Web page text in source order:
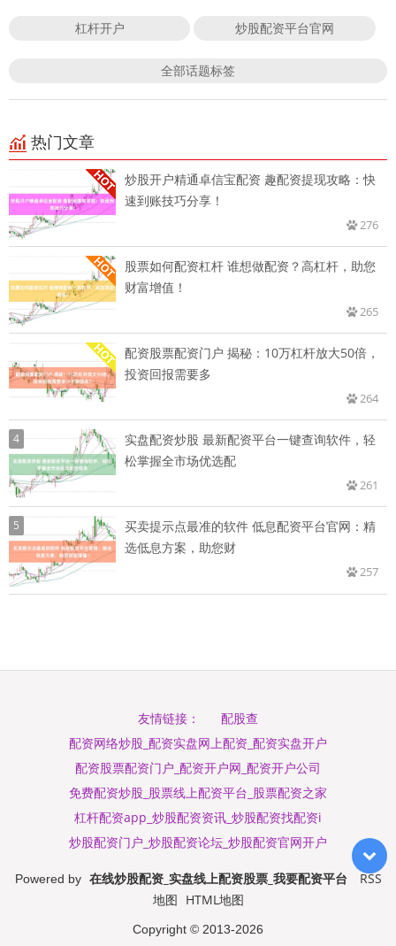
杠杆开户 炒股配资平台官网
全部话题标签
热门文章
炒股开户精通卓信宝配资 趣配资提现攻略：快
速到账技巧分享！
276
股票如何配资杠杆 谁想做配资？高杠杆，助您
财富增值！
265
配资股票配资门户 揭秘：10万杠杆放大50倍，
投资回报需要多
264
4
实盘配资炒股 最新配资平台一键查询软件，轻
松掌握全市场优选配
261
5
买卖提示点最准的软件 低息配资平台官网：精
选低息方案，助您财
257
友情链接：
配股查
配资网络炒股_配资实盘网上配资_配资实盘开户
配资股票配资门户_配资开户网_配资开户公司
免费配资炒股_股票线上配资平台_股票配资之家
杠杆配资app_炒股配资资讯_炒股配资找配资i
炒股配资门户_炒股配资论坛_炒股配资官网开户
Powered by 在线炒股配资_实盘线上配资股票_我要配资平台
RSS
地图 HTML地图
Copyright © 2013-2026